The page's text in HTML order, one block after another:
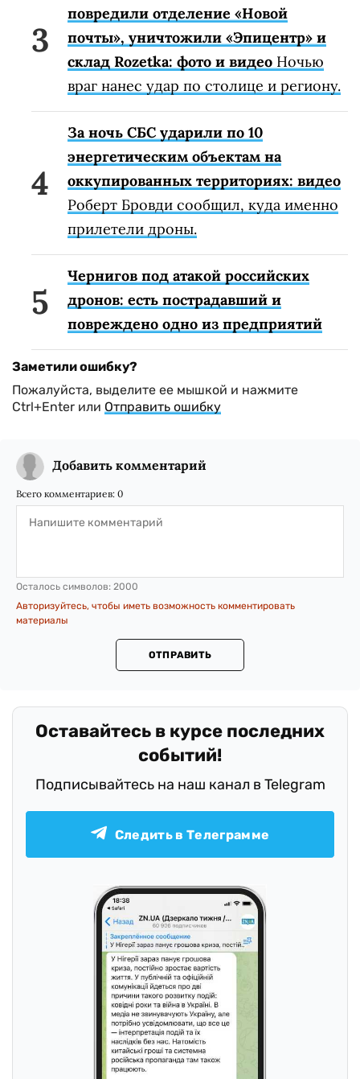
повредили отделение «Новой
почты», уничтожили «Эпицентр» и
склад Rozetka: фото и видео Ночью
враг нанес удар по столице и региону.
За ночь СБС ударили по 10
энергетическим объектам на
оккупированных территориях: видео
Роберт Бровди сообщил, куда именно
прилетели дроны.
Чернигов под атакой российских
дронов: есть пострадавший и
повреждено одно из предприятий
Заметили ошибку?
Пожалуйста, выделите ее мышкой и нажмите
Ctrl+Enter или Отправить ошибку
Добавить комментарий
Всего комментариев: 0
Осталось символов: 2000
Авторизуйтесь, чтобы иметь возможность комментировать
материалы
ОТПРАВИТЬ
Оставайтесь в курсе последних
событий!
Подписывайтесь на наш канал в Telegram
Следить в Телеграмме